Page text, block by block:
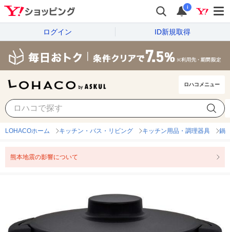
i
ログイン ID新規取得
ロハコメニュー
LOHACOホーム キッチン・バス・リビング キッチン用品・調理器具 鍋
熊本地震の影響について